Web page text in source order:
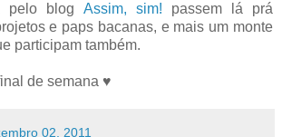
pelo blog Assim, sim! passem lá prá
e paps bacanas, e mais um monte
participam também.
de semana ♥
02, 2011